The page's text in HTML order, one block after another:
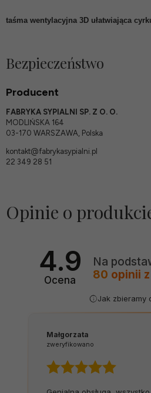
taśma wentylacyjna 3D ułatwiająca
Bezpieczeństwo
Producent
FABRYKA SYPIALNI SP. Z O. O.
MODLIŃSKA 164
03-170 WARSZAWA, Polska
kontakt@fabrykasypialni.pl
22 349 28 51
Opinie o
4.9
Ocena
Na
80 opinii
Jak zbieramy
Małgorzata
zweryfikowano